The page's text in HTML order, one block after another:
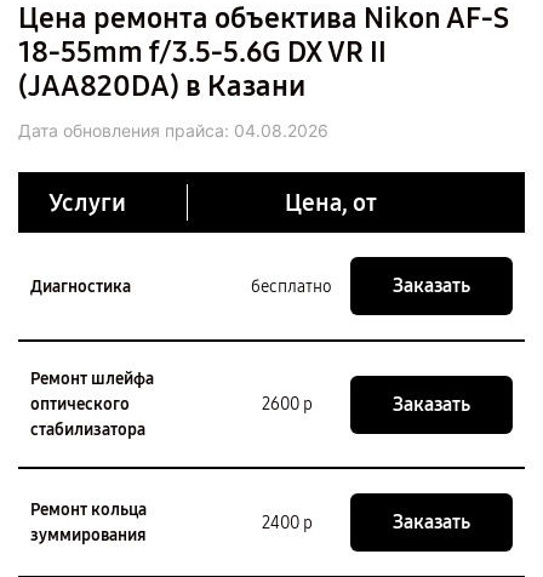
Цена ремонта объектива Nikon AF-S
18-55mm f/3.5-5.6G DX VR II
(JAA820DA) в Казани
Дата обновления прайса: 04.08.2026
Услуги Цена, от
Диагностика бесплатно Заказать
Ремонт шлейфа
оптического
стабилизатора
2600 р Заказать
Ремонт кольца
зуммирования
2400 р Заказать